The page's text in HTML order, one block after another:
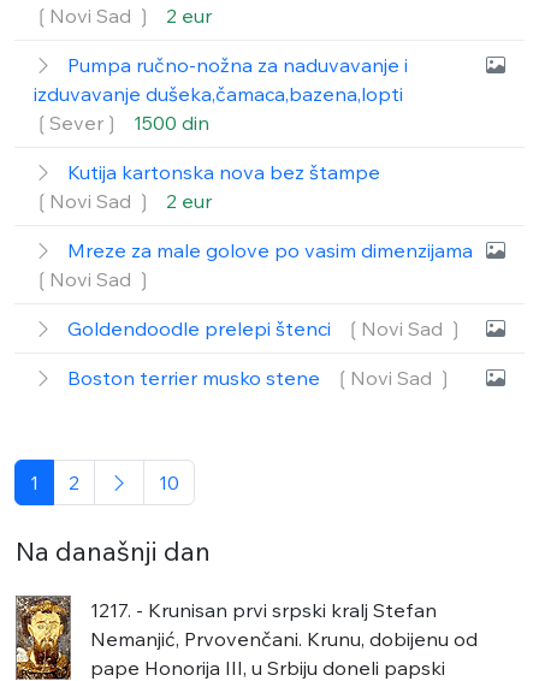
❲Novi Sad ❳
2 eur
Pumpa ručno-nožna za naduvavanje i
izduvavanje dušeka,čamaca,bazena,lopti
❲Sever❳
1500 din
Kutija kartonska nova bez štampe
❲Novi Sad ❳
2 eur
Mreze za male golove po vasim dimenzijama
❲Novi Sad ❳
Goldendoodle prelepi štenci ❲Novi Sad ❳
Boston terrier musko stene ❲Novi Sad ❳
1 2 10
Na današnji dan
1217. - Krunisan prvi srpski kralj Stefan
Nemanjić, Prvovenčani. Krunu, dobijenu od
pape Honorija III, u Srbiju doneli papski